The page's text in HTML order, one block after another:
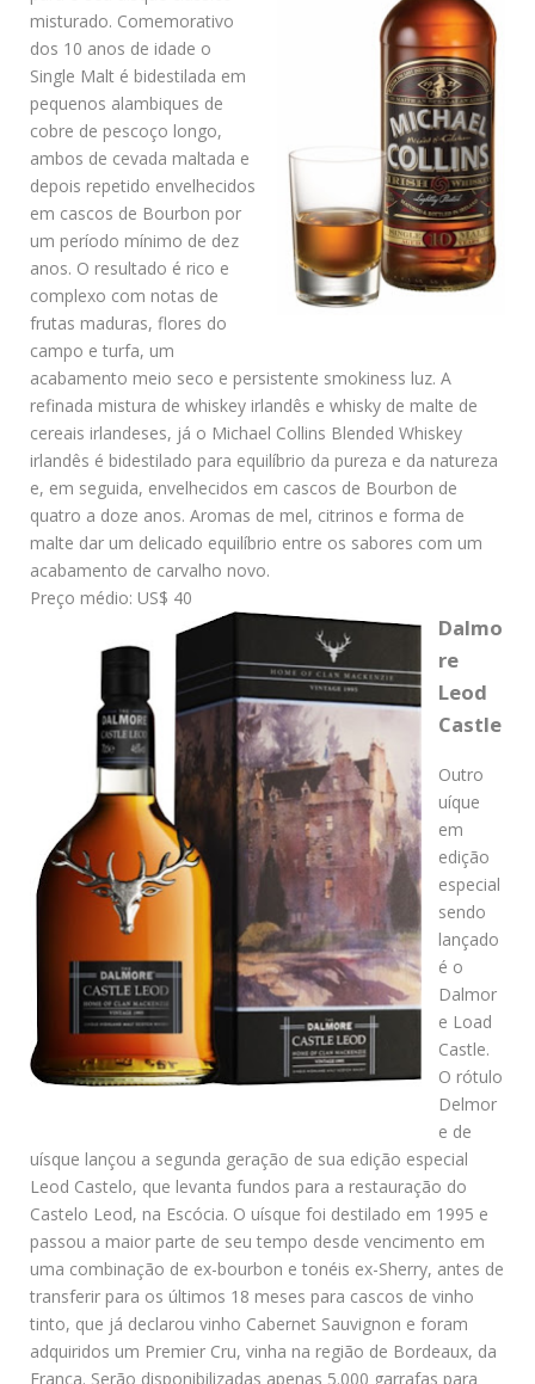
misturado. Comemorativo
dos 10 anos de idade o
Single Malt é bidestilada em
pequenos alambiques de
cobre de pescoço longo,
ambos de cevada maltada e
depois repetido envelhecidos
em cascos de Bourbon por
um período mínimo de dez
anos. O resultado é rico e
complexo com notas de
frutas maduras, flores do
campo e turfa, um
acabamento meio seco e persistente smokiness luz. A
refinada mistura de whiskey irlandês e whisky de malte de
cereais irlandeses, já o Michael Collins Blended Whiskey
irlandês é bidestilado para equilíbrio da pureza e da natureza
e, em seguida, envelhecidos em cascos de Bourbon de
quatro a doze anos. Aromas de mel, citrinos e forma de
malte dar um delicado equilíbrio entre os sabores com um
acabamento de carvalho novo.
Preço médio: US$ 40
Dalmo
re
Leod
Castle
Outro
uíque
em
edição
especial
sendo
lançado
é o
Dalmor
e Load
Castle.
O rótulo
Delmor
e de
uísque lançou a segunda geração de sua edição especial
Leod Castelo, que levanta fundos para a restauração do
Castelo Leod, na Escócia. O uísque foi destilado em 1995 e
passou a maior parte de seu tempo desde vencimento em
uma combinação de ex-bourbon e tonéis ex-Sherry, antes de
transferir para os últimos 18 meses para cascos de vinho
tinto, que já declarou vinho Cabernet Sauvignon e foram
adquiridos um Premier Cru, vinha na região de Bordeaux, da
França. Serão disponibilizadas apenas 5.000 garrafas para